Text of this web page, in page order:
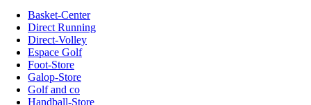
Basket-Center
Direct Running
Direct-Volley
Espace Golf
Foot-Store
Galop-Store
Golf and co
Handball-Store